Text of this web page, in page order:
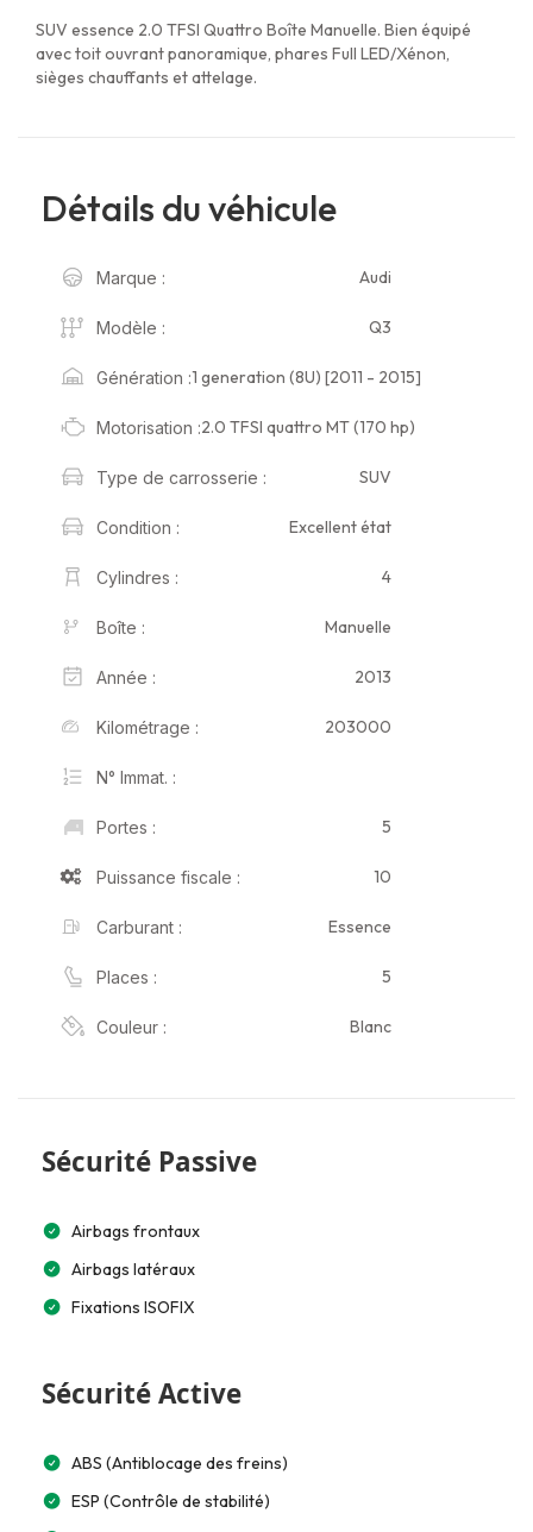
SUV essence 2.0 TFSI Quattro Boîte Manuelle. Bien équipé
avec toit ouvrant panoramique, phares Full LED/Xénon,
sièges chauffants et attelage.
Détails du véhicule
Marque : Audi
Modèle : Q3
Génération :1 generation (8U) [2011 - 2015]
Motorisation :2.0 TFSI quattro MT (170 hp)
Type de carrosserie : SUV
Condition : Excellent état
Cylindres : 4
Boîte : Manuelle
Année : 2013
Kilométrage : 203000
N° Immat. :
Portes : 5
Puissance fiscale : 10
Carburant : Essence
Places : 5
Couleur : Blanc
Sécurité Passive
Airbags frontaux
Airbags latéraux
Fixations ISOFIX
Sécurité Active
ABS (Antiblocage des freins)
ESP (Contrôle de stabilité)